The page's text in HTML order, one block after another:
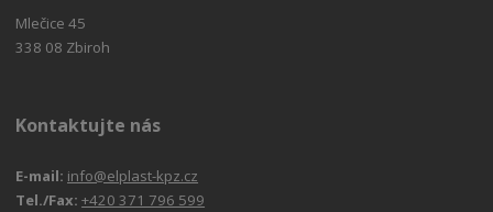
Mlečice 45
338 08 Zbiroh
Kontaktujte nás
E-mail: info@elplast-kpz.cz
Tel./Fax:+420 371 796 599